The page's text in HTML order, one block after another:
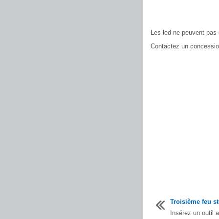
Les led ne peuvent
Contactez un
Troisième feu
Insérez un outil